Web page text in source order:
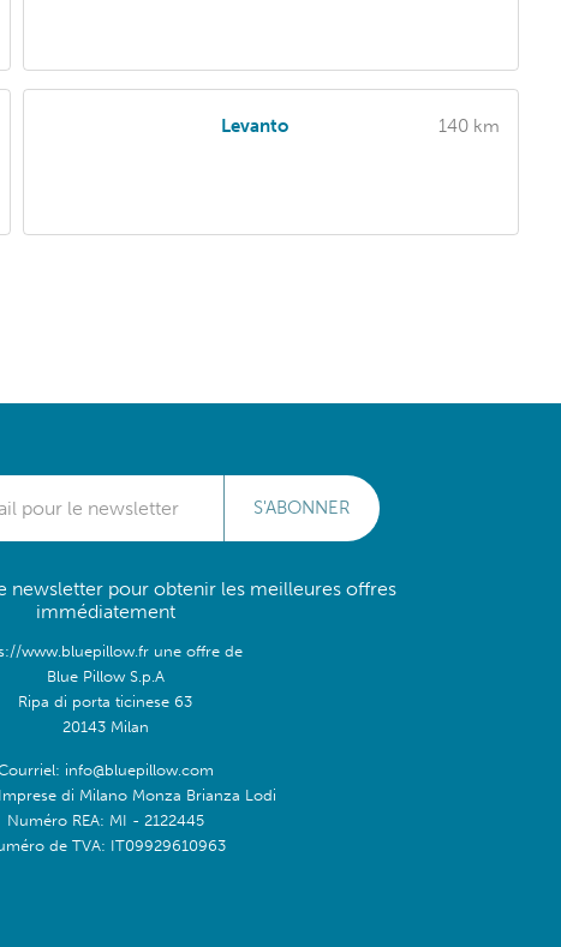
Levanto 140 km
S'ABONNER
newsletter pour obtenir les meilleures offres
immédiatement
www.bluepillow.fr une offre de
Blue Pillow S.p.A
Ripa di porta ticinese 63
20143 Milan
info@bluepillow.com
di Milano Monza Brianza Lodi
Numéro REA: MI - 2122445
de TVA: IT09929610963